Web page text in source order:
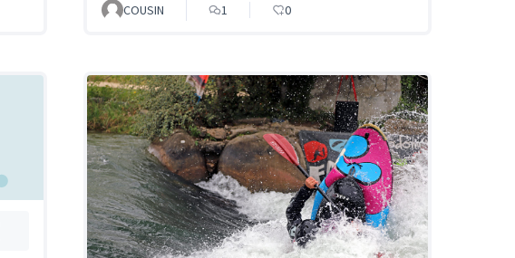
COUSIN
1 0